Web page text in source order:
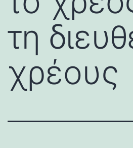
τη
χρέους